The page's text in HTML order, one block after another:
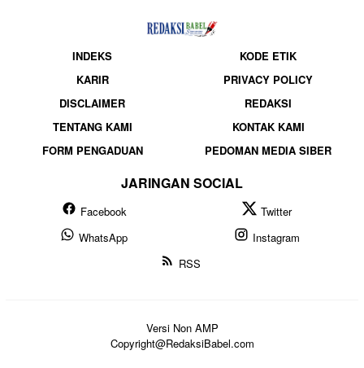
INDEKS
KODE ETIK
KARIR
PRIVACY POLICY
DISCLAIMER
REDAKSI
TENTANG KAMI
KONTAK KAMI
FORM PENGADUAN
PEDOMAN MEDIA SIBER
JARINGAN SOCIAL
Facebook
Twitter
WhatsApp
Instagram
RSS
Versi Non AMP
Copyright@RedaksiBabel.com